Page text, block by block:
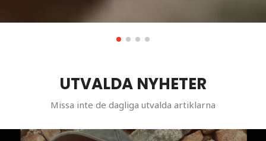
UTVALDA NYHETER
Missa inte de dagliga utvalda artiklarna